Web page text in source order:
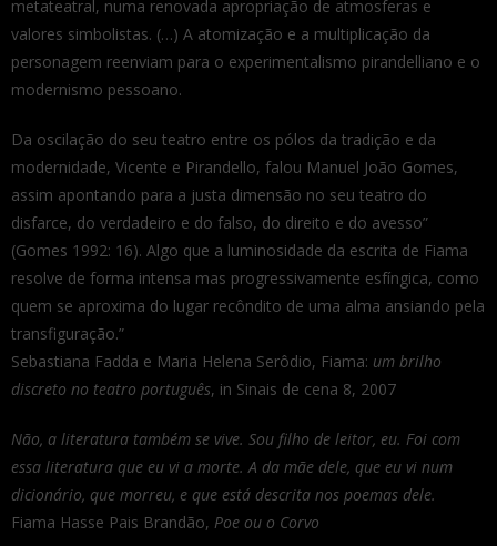
metateatral, numa renovada apropriação de atmosferas e
valores simbolistas. (…) A atomização e a multiplicação da
personagem reenviam para o experimentalismo pirandelliano e o
modernismo pessoano.
Da oscilação do seu teatro entre os pólos da tradição e da
modernidade, Vicente e Pirandello, falou Manuel João Gomes,
assim apontando para a justa dimensão no seu teatro do
disfarce, do verdadeiro e do falso, do direito e do avesso”
(Gomes 1992: 16). Algo que a luminosidade da escrita de Fiama
resolve de forma intensa mas progressivamente esfíngica, como
quem se aproxima do lugar recôndito de uma alma ansiando pela
transfiguração.”
Sebastiana Fadda e Maria Helena Serôdio, Fiama: um brilho
discreto no teatro português, in Sinais de cena 8, 2007
Não, a literatura também se vive. Sou filho de leitor, eu. Foi com
essa literatura que eu vi a morte. A da mãe dele, que eu vi num
dicionário, que morreu, e que está descrita nos poemas dele.
Fiama Hasse Pais Brandão, Poe ou o Corvo